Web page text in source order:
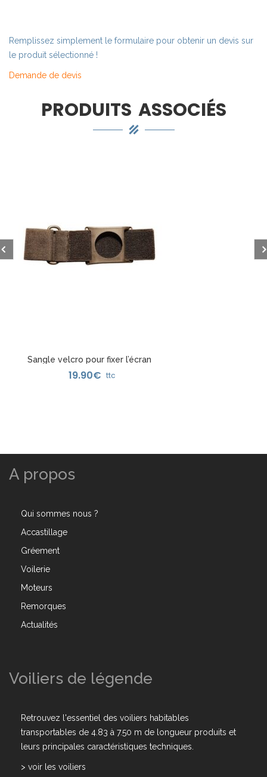
Remplissez simplement le formulaire pour obtenir un devis sur
le produit sélectionné !
Demande de devis
PRODUITS ASSOCIÉS
Sangle velcro pour fixer l’écran
Speedwatch
19.90€ ttc
A propos
Qui sommes nous ?
Accastillage
Gréement
Voilerie
Moteurs
Remorques
Actualités
Voiliers de légende
Retrouvez l'essentiel des voiliers habitables
transportables de 4.83 à 7.50 m de longueur produits et
leurs principales caractéristiques techniques.
> voir les voiliers